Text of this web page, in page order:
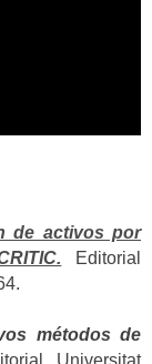
de activos por
Editorial
métodos de
Universitat